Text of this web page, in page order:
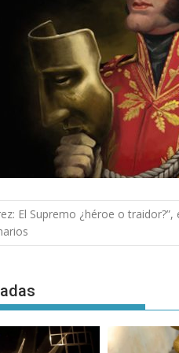
El Supremo ¿héroe o traidor?”,